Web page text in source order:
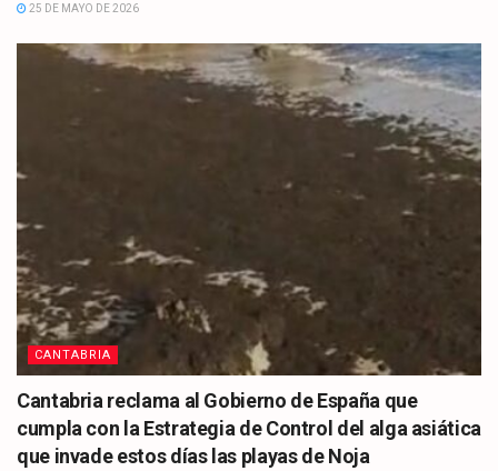
25 DE MAYO DE 2026
CANTABRIA
Cantabria reclama al Gobierno de España que
cumpla con la Estrategia de Control del alga asiática
que invade estos días las playas de Noja